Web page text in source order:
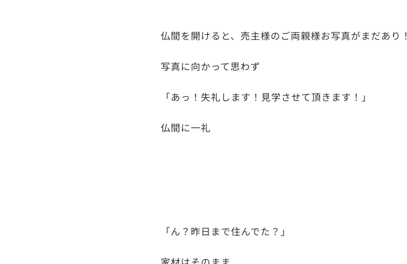
仏間を開けると、売主様のご両親様お写真がまだあり！
写真に向かって思わず
「あっ！失礼します！見学させて頂きます！」
仏間に一礼
「ん？昨日まで住んでた？」